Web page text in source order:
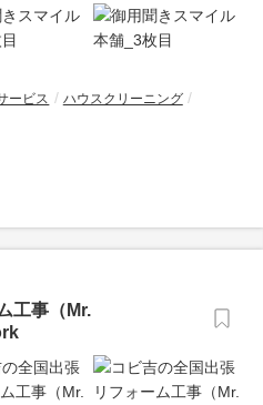
ービス
ハウスクリーニング
工事（Mr.